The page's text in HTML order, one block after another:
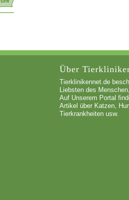
Über
Tierklinikennet.de
Liebsten des
Auf Unserem Portal
Artikel über Katzen,
Tierkrankheiten usw.